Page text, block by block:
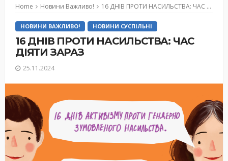
Home Новини Важливо! 16 ДНІВ ПРОТИ НАСИЛЬСТВА: ЧАС ДІЯТИ ЗАРАЗ
НОВИНИ ВАЖЛИВО! НОВИНИ СУСПІЛЬНІ
16 ДНІВ ПРОТИ НАСИЛЬСТВА: ЧАС
ДІЯТИ ЗАРАЗ
25.11.2024